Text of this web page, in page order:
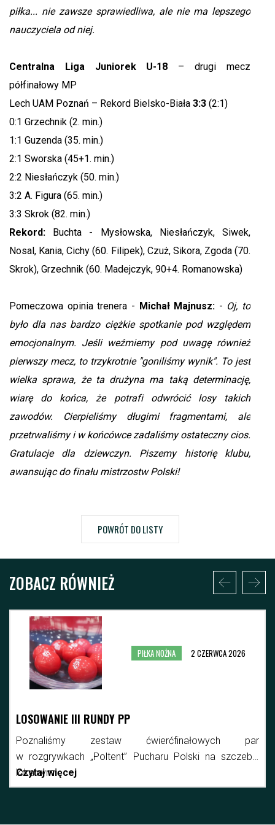
piłka... nie zawsze sprawiedliwa, ale nie ma lepszego
nauczyciela od niej.
Centralna Liga Juniorek U-18 – drugi mecz
półfinałowy MP
Lech UAM Poznań – Rekord Bielsko-Biała 3:3 (2:1)
0:1 Grzechnik (2. min.)
1:1 Guzenda (35. min.)
2:1 Sworska (45+1. min.)
2:2 Niesłańczyk (50. min.)
3:2 A. Figura (65. min.)
3:3 Skrok (82. min.)
Rekord: Buchta - Mysłowska, Niesłańczyk, Siwek,
Nosal, Kania, Cichy (60. Filipek), Czuż, Sikora, Zgoda (70.
Skrok), Grzechnik (60. Madejczyk, 90+4. Romanowska)
Pomeczowa opinia trenera - Michał Majnusz: - Oj, to
było dla nas bardzo ciężkie spotkanie pod względem
emocjonalnym. Jeśli weźmiemy pod uwagę również
pierwszy mecz, to trzykrotnie "goniliśmy wynik". To jest
wielka sprawa, że ta drużyna ma taką determinację,
wiarę do końca, że potrafi odwrócić losy takich
zawodów. Cierpieliśmy długimi fragmentami, ale
przetrwaliśmy i w końcówce zadaliśmy ostateczny cios.
Gratulacje dla dziewczyn. Piszemy historię klubu,
awansując do finału mistrzostw Polski!
POWRÓT DO LISTY
ZOBACZ RÓWNIEŻ
PIŁKA NOŻNA 2 CZERWCA 2026
LOSOWANIE III RUNDY PP
Poznaliśmy zestaw ćwierćfinałowych par
w rozgrywkach „Poltent” Pucharu Polski na szczeblu
lokalnym.
Czytaj więcej